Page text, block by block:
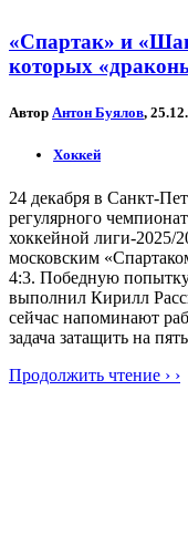
«Спартак» и
которых
Автор Антон Буялов,
Хоккей
24 декабря в Санкт-
регулярного
хоккейной лиги-2025/
московским
4:3. Победную
выполнил Кирилл
сейчас напоминают
задача затащить на
Продолжить чтение › ›